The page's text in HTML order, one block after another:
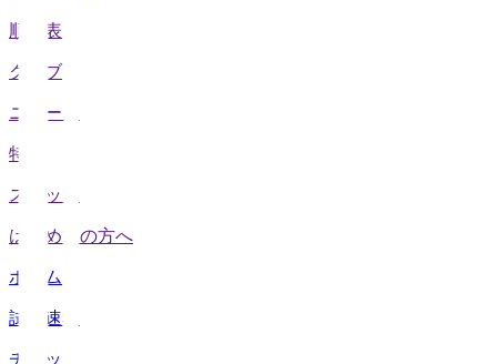
順位表
クラブ
ニュース
特集
スタッツ
はじめての方へ
ホーム
試合速報
チケット